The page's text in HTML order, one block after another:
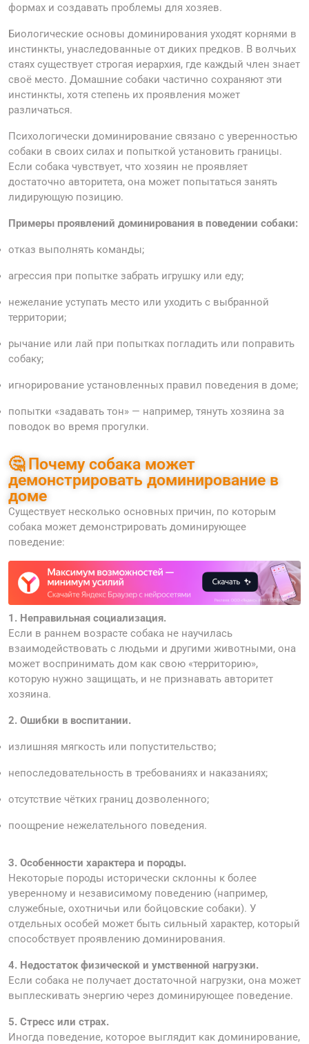
формах и создавать проблемы для хозяев.
Биологические основы доминирования уходят корнями в
инстинкты, унаследованные от диких предков. В волчьих
стаях существует строгая иерархия, где каждый член знает
своё место. Домашние собаки частично сохраняют эти
инстинкты, хотя степень их проявления может
различаться.
Психологически доминирование связано с уверенностью
собаки в своих силах и попыткой установить границы.
Если собака чувствует, что хозяин не проявляет
достаточно авторитета, она может попытаться занять
лидирующую позицию.
Примеры проявлений доминирования в поведении собаки:
отказ выполнять команды;
агрессия при попытке забрать игрушку или еду;
нежелание уступать место или уходить с выбранной
территории;
рычание или лай при попытках погладить или поправить
собаку;
игнорирование установленных правил поведения в доме;
попытки «задавать тон» — например, тянуть хозяина за
поводок во время прогулки.
🤔 Почему собака может
демонстрировать доминирование в
доме
Существует несколько основных причин, по которым
собака может демонстрировать доминирующее
поведение:
1. Неправильная социализация.
Если в раннем возрасте собака не научилась
взаимодействовать с людьми и другими животными, она
может воспринимать дом как свою «территорию»,
которую нужно защищать, и не признавать авторитет
хозяина.
2. Ошибки в воспитании.
излишняя мягкость или попустительство;
непоследовательность в требованиях и наказаниях;
отсутствие чётких границ дозволенного;
поощрение нежелательного поведения.
3. Особенности характера и породы.
Некоторые породы исторически склонны к более
уверенному и независимому поведению (например,
служебные, охотничьи или бойцовские собаки). У
отдельных особей может быть сильный характер, который
способствует проявлению доминирования.
4. Недостаток физической и умственной нагрузки.
Если собака не получает достаточной нагрузки, она может
выплескивать энергию через доминирующее поведение.
5. Стресс или страх.
Иногда поведение, которое выглядит как доминирование,